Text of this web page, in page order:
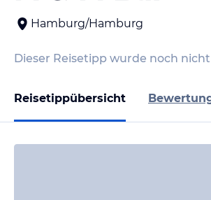
Hamburg/Hamburg
Dieser Reisetipp wurde noch
Reisetippübersicht